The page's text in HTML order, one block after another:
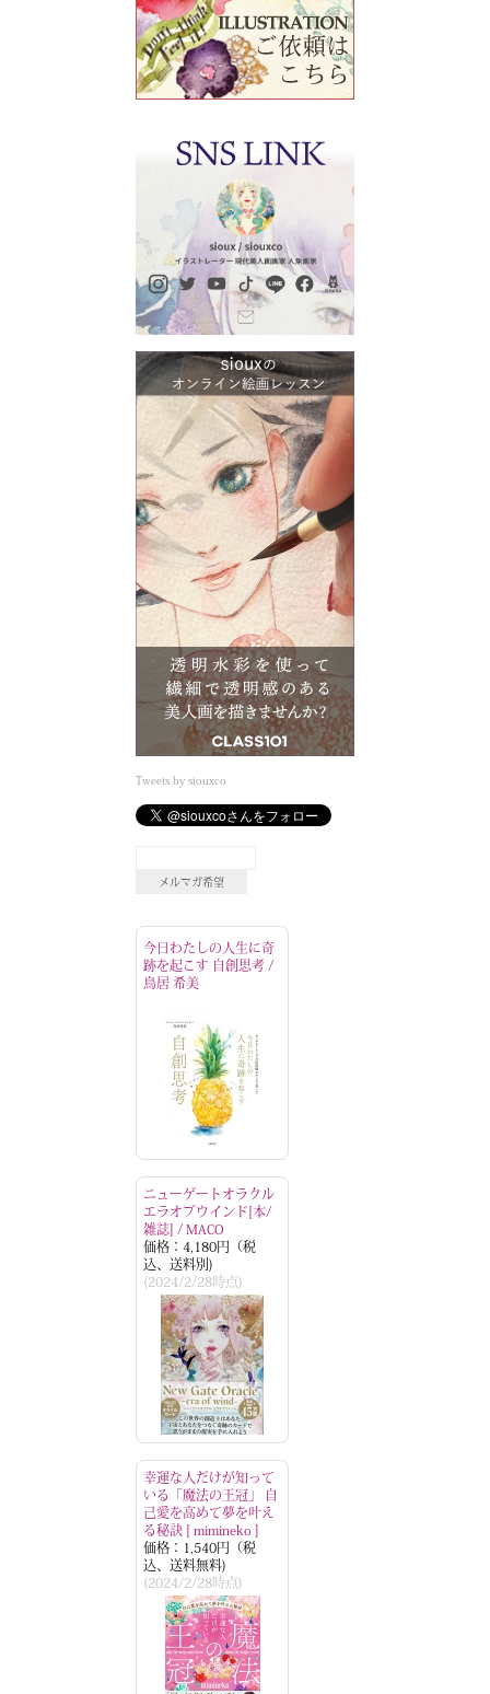
Tweets by siouxco
今日わたしの人生に奇
跡を起こす 自創思考 /
鳥居 希美
ニューゲートオラクル
エラオブウインド[本/
雑誌] / MACO
価格：4,180円（税
込、送料別)
(2024/2/28時点)
幸運な人だけが知って
いる「魔法の王冠」 自
己愛を高めて夢を叶え
る秘訣 [ mimineko ]
価格：1,540円（税
込、送料無料)
(2024/2/28時点)